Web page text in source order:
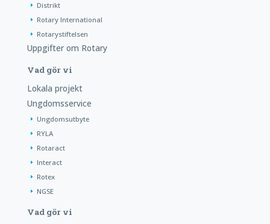
Distrikt
Rotary International
Rotarystiftelsen
Uppgifter om Rotary
Vad gör vi
Lokala projekt
Ungdomsservice
Ungdomsutbyte
RYLA
Rotaract
Interact
Rotex
NGSE
Vad gör vi